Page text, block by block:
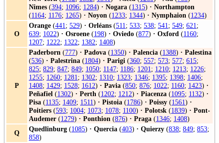
Nimes (394; 1096; 1284) · Nogara (1315) · Northampton
(1164; 1176; 1265) · Noyon (1233; 1344) · Nymphaion (1234)
O
Orange (441; 529) · Orléans (511; 533; 538; 541; 549; 621;
639; 1022) · Osroene (198) · Oviedo (877) · Oxford (1160;
1207; 1222; 1322; 1382; 1408)
P
Paderborn (777) · Padova (1350) · Palencia (1388) · Palestina
(536) · Palestrina (1804) · Parigi (360; 557; 573; 577; 615;
825; 829; 847; 849; 1050; 1147; 1186; 1201; 1210; 1213; 1226;
1255; 1260; 1281; 1302; 1310; 1323; 1346; 1395; 1398; 1406;
1408; 1429; 1528; 1612) · Pavia (850; 876; 1022; 1160; 1423) ·
Peñafiel (1302) · Perth (1202; 1212) · Piacenza (1095; 1132) ·
Pisa (1135; 1409; 1511) · Pistoia (1786) · Poissy (1561) ·
Poitiers (593; 1004; 1073; 1078; 1100) · Polotsk (1839) · Pont-
Audemer (1279) · Ponthion (876) · Praga (1346; 1408)
Q
Quedlinburg (1085) · Quercia (403) · Quierzy (838; 849; 853;
858)